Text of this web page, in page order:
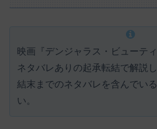
映画『デンジャラス・ビューテ
ネタバレありの起承転結で解説
結末までのネタバレを含んでい
い。